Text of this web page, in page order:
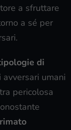
a sfruttare
a sé per
di
umani
pericolosa